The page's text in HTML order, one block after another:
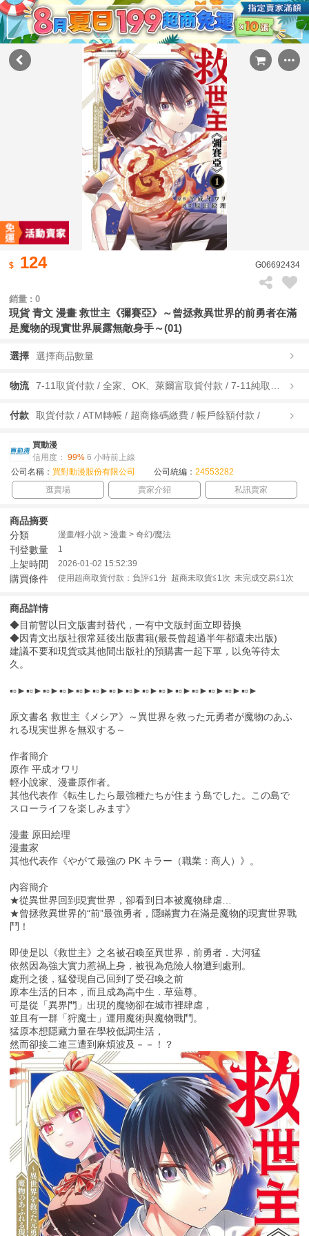
124 G06692434
銷量 : 0
現貨 青文 漫畫 救世主《彌賽亞》～曾拯救異世界的前勇者在滿
是魔物的現實世界展露無敵身手～(01)
選擇 選擇商品數量
物流
付款 取貨付款 / ATM轉帳 / 超商條碼繳費 / 帳戶餘額付款 /
買動漫
信用度： 99% 6 小時前上線
公司名稱： 買對動漫股份有限公司 公司統編： 24553282
逛賣場
賣家介紹 私訊賣家
商品摘要
分類
漫畫/輕小說 > 漫畫 > 奇幻/魔法
刊登數量 1
上架時間 2026-01-02 15:52:39
購買條件 使用超商取貨付款：負評≦1分 超商未取貨≦1次 未完成交易≦1次
商品詳情
◆目前暫以日文版書封替代，一有中文版封面立即替換
◆因青文出版社很常延後出版書籍(最長曾超過半年都還未出版)
建議不要和現貨或其他間出版社的預購書一起下單，以免等待太
久。
▪▫►▪▫►▪▫►▪▫►▪▫►▪▫►▪▫►▪▫►▪▫►▪▫►▪▫►▪▫►▪▫►▪▫►▪▫►
原文書名 救世主《メシア》～異世界を救った元勇者が魔物のあふ
れる現実世界を無双する～
作者簡介
原作 平成オワリ
輕小說家、漫畫原作者。
其他代表作《転生したら最強種たちが住まう島でした。この島で
スローライフを楽しみます》
漫畫 原田絵理
漫畫家
其他代表作《やがて最強の PK キラー（職業：商人）》。
內容簡介
★從異世界回到現實世界，卻看到日本被魔物肆虐…
★曾拯救異世界的“前”最強勇者，隱瞞實力在滿是魔物的現實世界戰
鬥！
即使是以《救世主》之名被召喚至異世界，前勇者．大河猛
依然因為強大實力惹禍上身，被視為危險人物遭到處刑。
處刑之後，猛發現自己回到了受召喚之前
原本生活的日本，而且成為高中生．草薙尊。
可是從「異界門」出現的魔物卻在城市裡肆虐，
並且有一群「狩魔士」運用魔術與魔物戰鬥。
猛原本想隱藏力量在學校低調生活，
然而卻接二連三遭到麻煩波及－－！？